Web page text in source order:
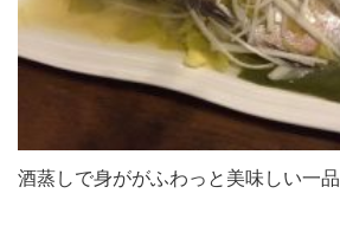
酒蒸しで身ががふわっと美味しい一品